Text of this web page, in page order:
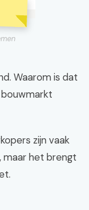
Waarom is dat
zijn vaak
maar het brengt